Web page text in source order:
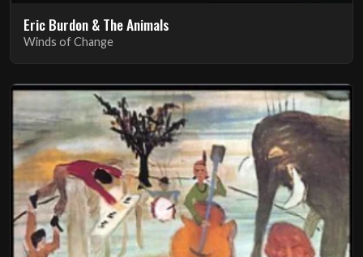
Eric Burdon & The Animals
Winds of Change